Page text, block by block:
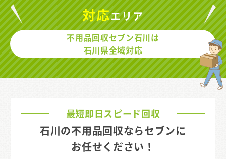
対応エリア
不用品回収セブン石川は
石川県全域対応
最短即日スピード回収
石川の不用品回収ならセブンに
お任せください！